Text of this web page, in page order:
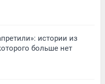
истории из
больше нет